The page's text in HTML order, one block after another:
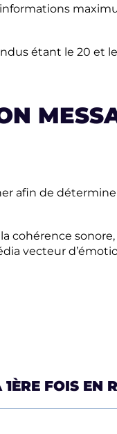
étant le 20 et
afin de
vecteur
FOIS EN